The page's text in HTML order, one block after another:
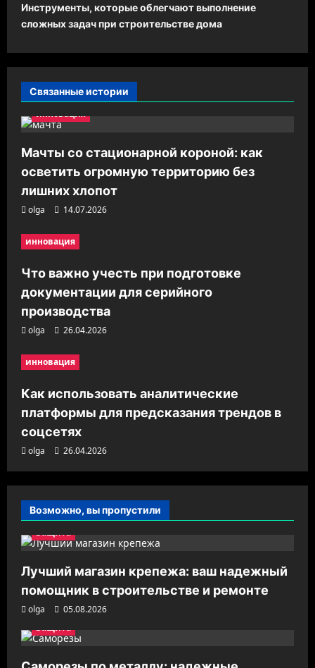
г
а
ц
я
з
и
с
Инструменты, которые облегчают выполнение
сложных задач при строительстве дома
Связанные истории
инновация
Мачты со стационарной короной: как
осветить огромную территорию без
лишних хлопот
olga 14.07.2026
инновация
Что важно учесть при подготовке
документации для серийного
производства
olga 26.04.2026
инновация
Как использовать аналитические
платформы для предсказания трендов в
соцсетях
olga 26.04.2026
Возможно, вы пропустили
Защита
Лучший магазин крепежа: ваш надежный
помощник в строительстве и ремонте
olga
05.08.2026
Защита